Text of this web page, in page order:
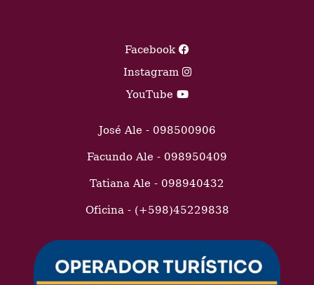
Facebook
Instagram
YouTube
José Ale - 098500906
Facundo Ale - 098950409
Tatiana Ale - 098940432
Oficina - (+598)45229838